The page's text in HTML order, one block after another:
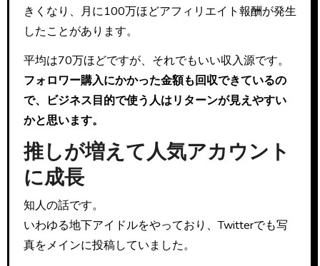
きくなり、月に100万ほどアフィリエイト報酬が発生
したことがあります。
平均は70万ほどですが、それでもいい収入源です。
フォロワー購入にかかった金額も回収できているの
で、ビジネス目的で使う人はリターンが見えやすい
かと思います。
推しが増えて人気アカウント
に成長
知人の話です。
いわゆる地下アイドルをやっており、Twitterでも写
真をメインに投稿していました。